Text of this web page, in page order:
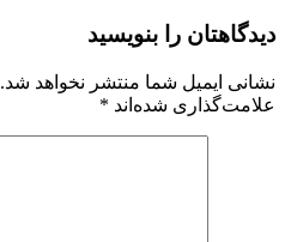
دیدگاهتان را بنویسید
نشانی ایمیل شما منتشر نخواهد شد.
علامت‌گذاری شده‌اند *